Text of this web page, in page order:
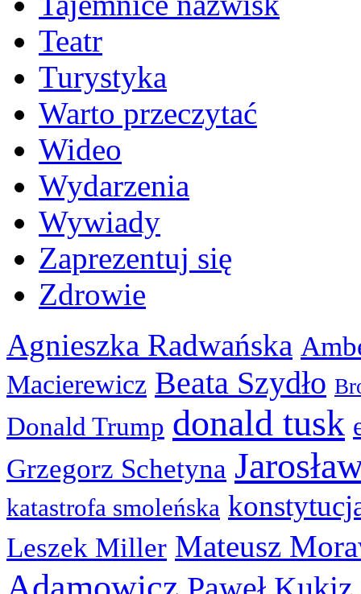
Teatr
Turystyka
Warto przeczytać
Wideo
Wydarzenia
Wywiady
Zaprezentuj się
Zdrowie
Agnieszka Radwańska
Macierewicz Beata Szydło
Donald Trump donald tusk
Grzegorz Schetyna
katastrofa smoleńska
Leszek Miller Mateusz